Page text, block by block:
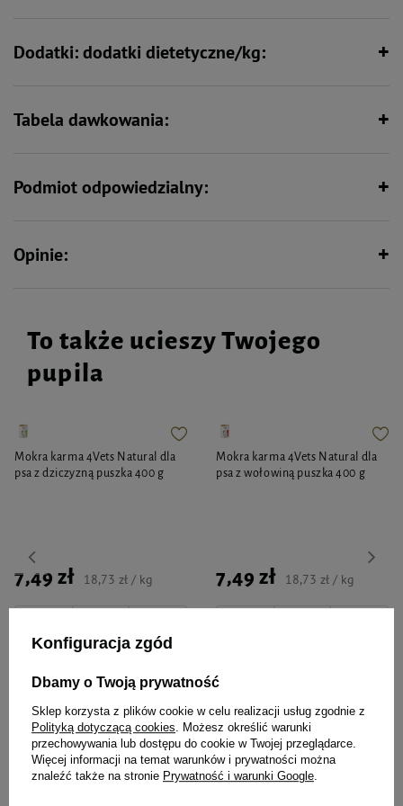
Dodatki: dodatki dietetyczne/kg:
Tabela dawkowania:
Podmiot odpowiedzialny:
Opinie:
To także ucieszy Twojego
pupila
Mokra karma 4Vets Natural dla
psa z dziczyzną puszka 400 g
7,49 zł 18,73 zł / kg
Mokra karma 4Vets Natural dla
psa z wołowiną puszka 400 g
7,49 zł 18,73 zł / kg
Konfiguracja zgód
Dbamy o Twoją prywatność
Sklep korzysta z plików cookie w celu realizacji usług zgodnie z
Polityką dotyczącą cookies . Możesz określić warunki
przechowywania lub dostępu do cookie w Twojej przeglądarce.
Więcej informacji na temat warunków i prywatności można
znaleźć także na stronie Prywatność i warunki Google